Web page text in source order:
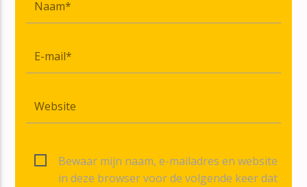
Bewaar mijn naam, e-mailadres en website
in deze browser voor de volgende keer dat